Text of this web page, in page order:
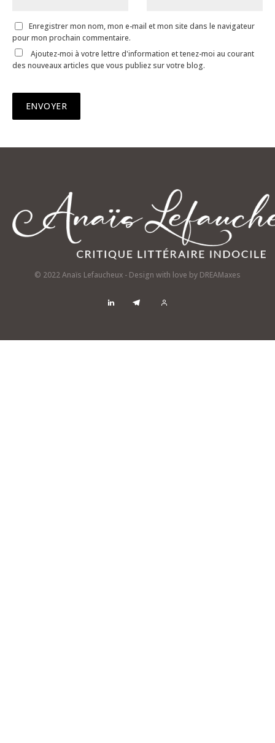
Enregistrer mon nom, mon e-mail et mon site dans le navigateur
pour mon prochain commentaire.
Ajoutez-moi à votre lettre d'information et tenez-moi au courant
des nouveaux articles que vous publiez sur votre blog.
© 2022 Anaïs Lefaucheux - Design with love by DREAMaxes